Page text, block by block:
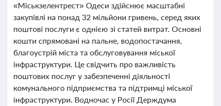
«Міськзелентрест» Одеси здійснює масштабні
закупівлі на понад 32 мільйони гривень, серед яких
поштові послуги є однією зі статей витрат. Основні
кошти спрямовані на пальне, водопостачання,
благоустрій міста та обслуговування міської
інфраструктури. Це свідчить про важливість
поштових послуг у забезпеченні діяльності
комунального підприємства та підтримці міської
інфраструктури. Водночас у Росії Держдума